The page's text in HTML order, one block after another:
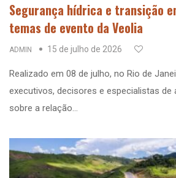
Segurança hídrica e transição
temas de evento da Veolia
ADMIN 15 de julho de 2026
Realizado em 08 de julho, no Rio de
executivos, decisores e especialistas de
sobre a relação…